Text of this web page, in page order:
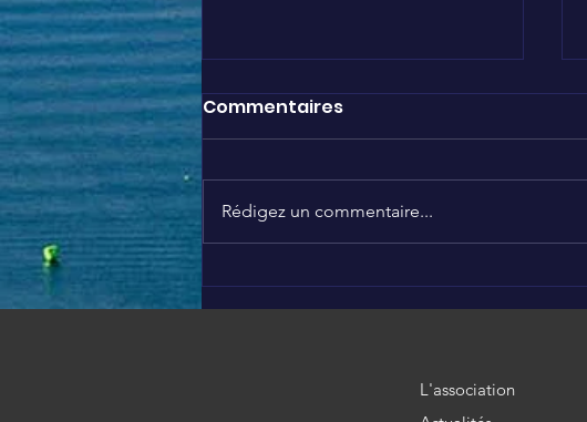
Nous soutenons Brigitte
❤️
Commentaires
Rédigez un commentaire...
L'association